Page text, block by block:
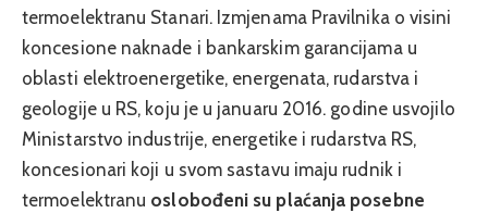
termoelektranu Stanari. Izmjenama Pravilnika o visini
koncesione naknade i bankarskim garancijama u
oblasti elektroenergetike, energenata, rudarstva i
geologije u RS, koju je u januaru 2016. godine usvojilo
Ministarstvo industrije, energetike i rudarstva RS,
koncesionari koji u svom sastavu imaju rudnik i
termoelektranu oslobođeni su plaćanja posebne